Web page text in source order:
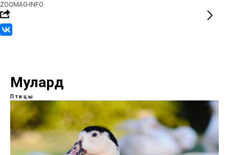
ZOOMAG-INFO
Мулард
Птицы